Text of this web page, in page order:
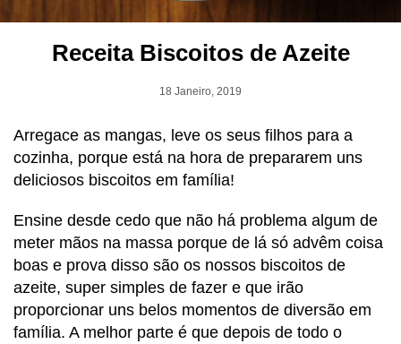
Receita Biscoitos de Azeite
18 Janeiro, 2019
Arregace as mangas, leve os seus filhos para a
cozinha, porque está na hora de prepararem uns
deliciosos biscoitos em família!
Ensine desde cedo que não há problema algum de
meter mãos na massa porque de lá só advêm coisa
boas e prova disso são os nossos biscoitos de
azeite, super simples de fazer e que irão
proporcionar uns belos momentos de diversão em
família. A melhor parte é que depois de todo o